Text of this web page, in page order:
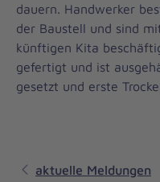
dauern. Handwerker
der Baustell und sind
künftigen Kita
gefertigt und ist
gesetzt und erste
aktuelle Meldungen